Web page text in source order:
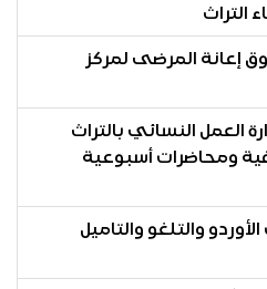
التراث
إعانة المرضى لمركز
العمل النسائي بالتراث
ومحاضرات أسبوعية
والتلغو والتاميل